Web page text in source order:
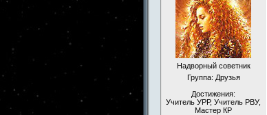
Надворный советник
Группа: Друзья
Достижения:
Учитель УРР, Учитель РВУ,
Мастер КР